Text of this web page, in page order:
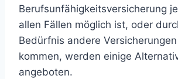
Berufsunfähigkeitsversicherung
allen Fällen möglich ist, oder
Bedürfnis andere
kommen, werden einige
angeboten.